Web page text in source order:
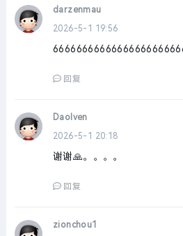
darzenmau
2026-5-1 19:56
回复
Daolven
2026-5-1 20:18
谢谢🙏。。。。
回复
zionchou1